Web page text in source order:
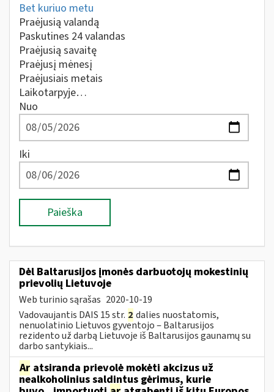
Bet kuriuo metu
Praėjusią valandą
Paskutines 24 valandas
Praėjusią savaitę
Praėjusį mėnesį
Praėjusiais metais
Laikotarpyje…
Nuo
Iki
Paieška
Dėl Baltarusijos įmonės darbuotojų mokestinių
prievolių Lietuvoje
Web turinio sąrašas 2020-10-19
Vadovaujantis DAIS 15 str. 2 dalies nuostatomis,
nenuolatinio Lietuvos gyventojo ‒ Baltarusijos
rezidento už darbą Lietuvoje iš Baltarusijos gaunamų su
darbo santykiais...
Ar atsiranda prievolė mokėti akcizus už
nealkoholinius saldintus gėrimus, kurie